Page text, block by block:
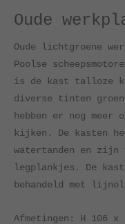
Oude
Oude lichtgroene
Poolse
is de kast talloze
diverse tinten
hebben er nog meer
kijken. De kasten
watertanden en zijn
legplankjes. De
behandeld met
Afmetingen: H 106 x